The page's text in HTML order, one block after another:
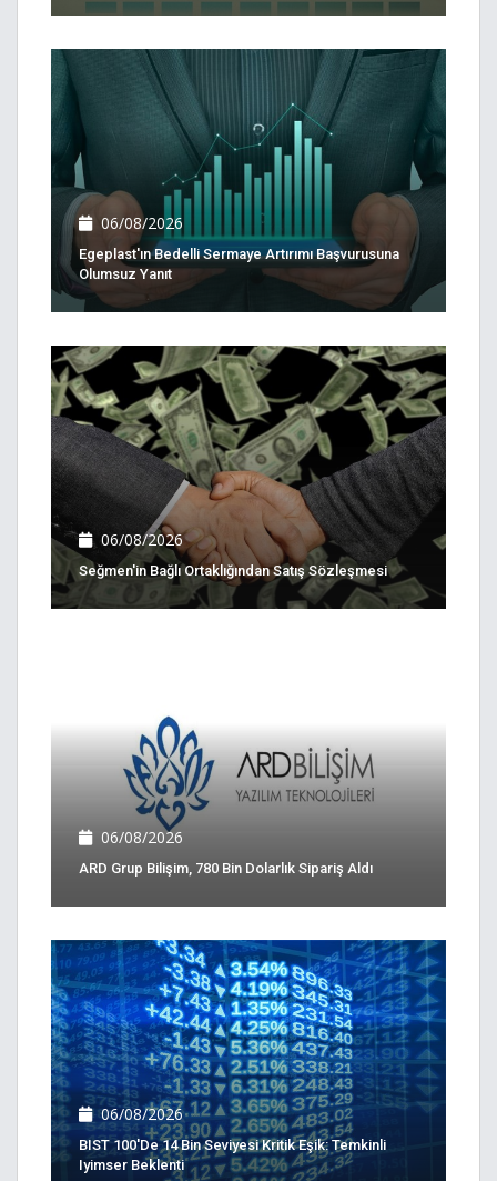
06/08/2026
Egeplast'ın Bedelli Sermaye Artırımı Başvurusuna
Olumsuz Yanıt
06/08/2026
Seğmen'in Bağlı Ortaklığından Satış Sözleşmesi
06/08/2026
ARD Grup Bilişim, 780 Bin Dolarlık Sipariş Aldı
06/08/2026
BIST 100'de 14 Bin Seviyesi Kritik Eşik: Temkinli
Iyimser Beklenti